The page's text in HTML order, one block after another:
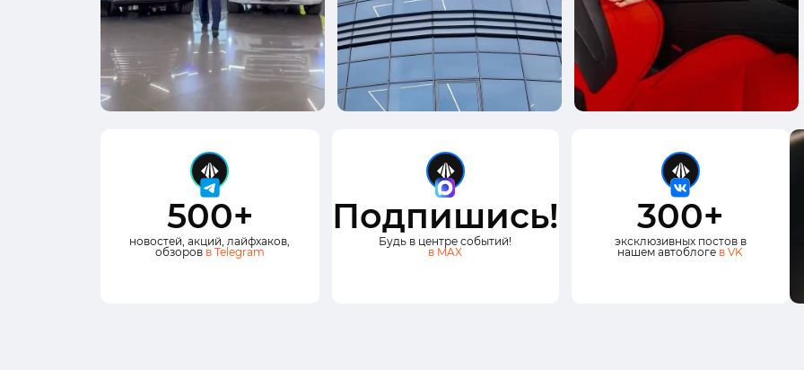
500+
новостей, акций, лайфхаков,
обзоров в Telegram
Подпишись!
Будь в центре событий!
в MAX
300+
эксклюзивных постов в
нашем автоблоге в VK